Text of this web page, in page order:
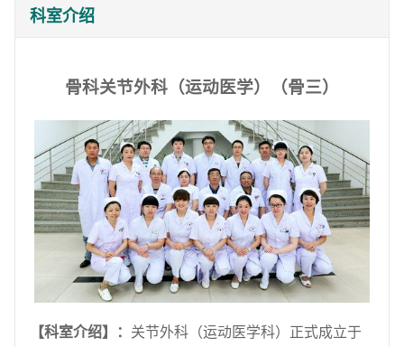
科室介绍
骨科关节外科（运动医学）（骨三）
【科室介绍】： 关节外科（运动医学科）正式成立于